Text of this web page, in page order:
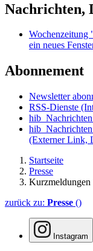
Nachrichten,
Wochenzeitung
ein neues
Abonnement
Newsletter
RSS-Dienste
(Externer Link,
Startseite
Presse
Kurzmeldungen
zurück zu: Presse ()
Instagram